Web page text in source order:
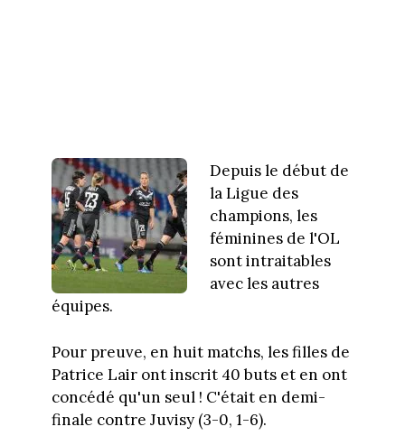
Depuis le début de
la Ligue des
champions, les
féminines de l'OL
sont intraitables
avec les autres
équipes.
Pour preuve, en huit matchs, les filles de
Patrice Lair ont inscrit 40 buts et en ont
concédé qu'un seul ! C'était en demi-
finale contre Juvisy (3-0, 1-6).